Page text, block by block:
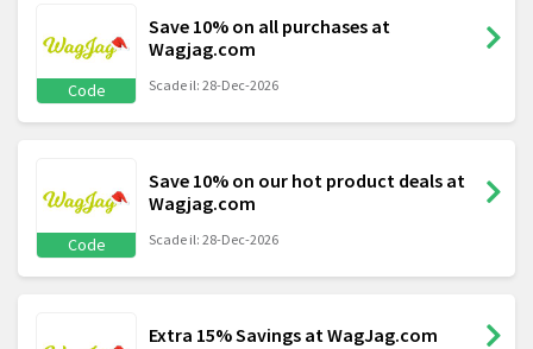
Code
Save 10% on all purchases at
Wagjag.com
Scade il: 28-Dec-2026
Code
Save 10% on our hot product deals at
Wagjag.com
Scade il: 28-Dec-2026
Extra 15% Savings at WagJag.com